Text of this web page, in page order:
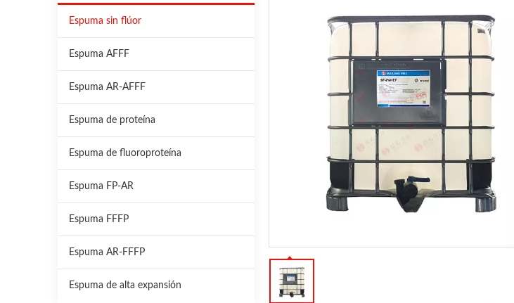
Espuma sin flúor
Espuma AFFF
Espuma AR-AFFF
Espuma de proteína
Espuma de fluoroproteína
Espuma FP-AR
Espuma FFFP
Espuma AR-FFFP
Espuma de alta expansión